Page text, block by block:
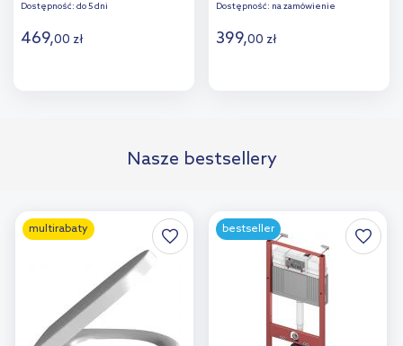
Dostępność: do 5 dni
469,00 zł
Dostępność: na zamówienie
399,00 zł
Nasze bestsellery
multirabaty bestseller